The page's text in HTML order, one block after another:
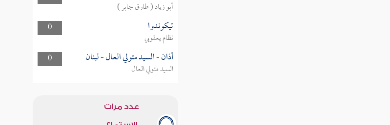
أبو زياد ( طارق جابر )
0
تيكوندوا
نظام يعقوبي
0
أذان - السيد متولي العال - لبنان
السيد متولي العال
عدد مرات